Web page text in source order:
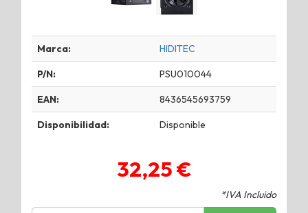
Marca: HIDITEC
P/N: PSU010044
EAN: 8436545693759
Disponibilidad: Disponible
32,25 €
*IVA Incluido